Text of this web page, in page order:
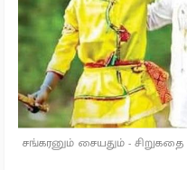
சங்கரனும் சையதும் - சிறுகதை